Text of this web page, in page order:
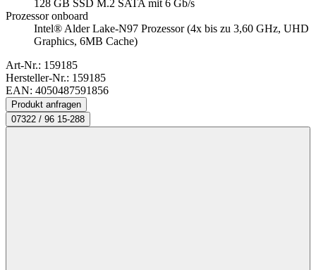
128 GB SSD M.2 SATA mit 6 Gb/s
Prozessor onboard
Intel® Alder Lake-N97 Prozessor (4x bis zu 3,60 GHz, UHD
Graphics, 6MB Cache)
Art-Nr.: 159185
Hersteller-Nr.: 159185
EAN: 4050487591856
Produkt anfragen
07322 / 96 15-288